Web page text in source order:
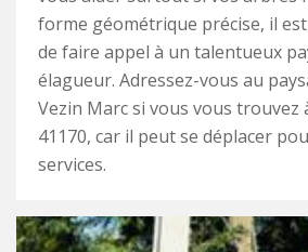
forme géométrique précise, il
de faire appel à un talentueux
élagueur. Adressez-vous au
Vezin Marc si vous vous trouvez
41170, car il peut se déplacer
services.